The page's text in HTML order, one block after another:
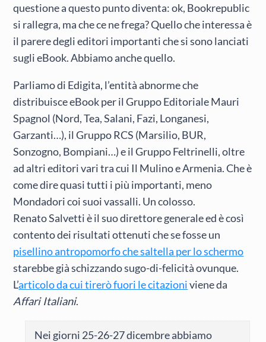
questione a questo punto diventa: ok, Bookrepublic
si rallegra, ma che ce ne frega? Quello che interessa è
il parere degli editori importanti che si sono lanciati
sugli eBook. Abbiamo anche quello.
Parliamo di Edigita, l’entità abnorme che
distribuisce eBook per il Gruppo Editoriale Mauri
Spagnol (Nord, Tea, Salani, Fazi, Longanesi,
Garzanti…), il Gruppo RCS (Marsilio, BUR,
Sonzogno, Bompiani…) e il Gruppo Feltrinelli, oltre
ad altri editori vari tra cui Il Mulino e Armenia. Che è
come dire quasi tutti i più importanti, meno
Mondadori coi suoi vassalli. Un colosso.
Renato Salvetti è il suo direttore generale ed è così
contento dei risultati ottenuti che se fosse un
pisellino antropomorfo che saltella per lo schermo
starebbe già schizzando sugo-di-felicità ovunque.
L’articolo da cui tirerò fuori le citazioniviene da
Affari Italiani.
Nei giorni 25-26-27 dicembre abbiamo